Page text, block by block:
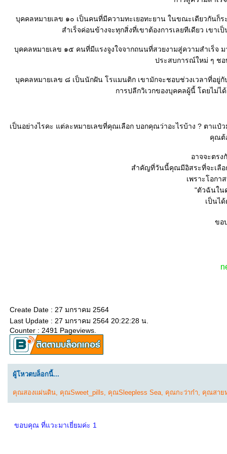
บุคคลหมายเลข ๑๐ เป็นคนที่มีความทะเยอทะยาน ในขณะเดียวกันก็
สำเร็จค่อนข้างจะทุกสิ่งที่เขาต้องการเลยทีเดียว เข
บุคคลหมายเลข ๑๕ คนที่มีแรงจูงใจจากถนนที่สวยงามสู่ความสำเร็จ ม
ประสบการณ์ใหม่ ๆ ชอ
บุคคลหมายเลข ๘ เป็นนักฝัน โรแมนติก เขามักจะชอบช่วงเวลาที่อยู่กั
การปลีกวิเวกของบุคคลผู้นี้ โดยไม่ไ
เป็นอย่างไรคะ แต่ละหมายเลขที่คุณเลือก บอกคุณว่าอะไรบ้าง ? ตาแ
คุณต้
อาจจะตร
สำคัญที่วันนี้คุณมีอิสระที่จะเลือ
เพราะโอกา
"ตัวฉันใน
เป็นไ
ขอ
Create Date : 27 มกราคม 2564
Last Update : 27 มกราคม 2564 20:22:28 น.
Counter : 2491 Pageviews.
ผู้โหวตบล็อกนี้...
คุณสองแผ่นดิน, คุณSweet_pills, คุณSleepless Sea, คุณกะว่าก๋า, คุณสาย
ขอบคุณ ที่แวะมาเยี่ยมค่ะ 1